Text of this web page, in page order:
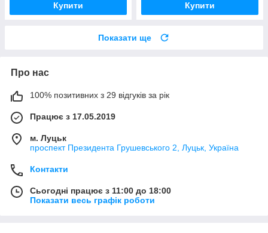
Купити Купити
Показати ще
Про нас
100% позитивних з 29 відгуків за рік
Працює з 17.05.2019
м. Луцьк
проспект Президента Грушевського 2, Луцьк, Україна
Контакти
Сьогодні працює з 11:00 до 18:00
Показати весь графік роботи